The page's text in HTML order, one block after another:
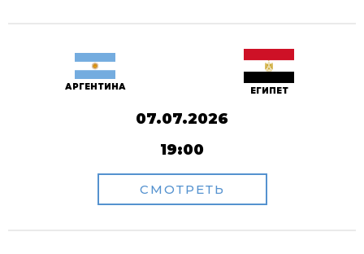
АРГЕНТИНА ЕГИПЕТ
07.07.2026
19:00
СМОТРЕТЬ